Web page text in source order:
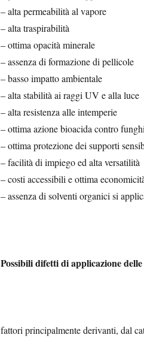
– alta permeabilità al vapore
– alta traspirabilità
– ottima opacità minerale
– assenza di formazione di pellicole
– basso impatto ambientale
– alta stabilità ai raggi UV e alla luce
– alta resistenza alle intemperie
– ottima azione bioacida contro
– ottima protezione dei supporti
– facilità di impiego ed alta versatilità
– costi accessibili e ottima
– assenza di solventi organici si
Possibili difetti di applicazione
fattori principalmente derivanti, dal